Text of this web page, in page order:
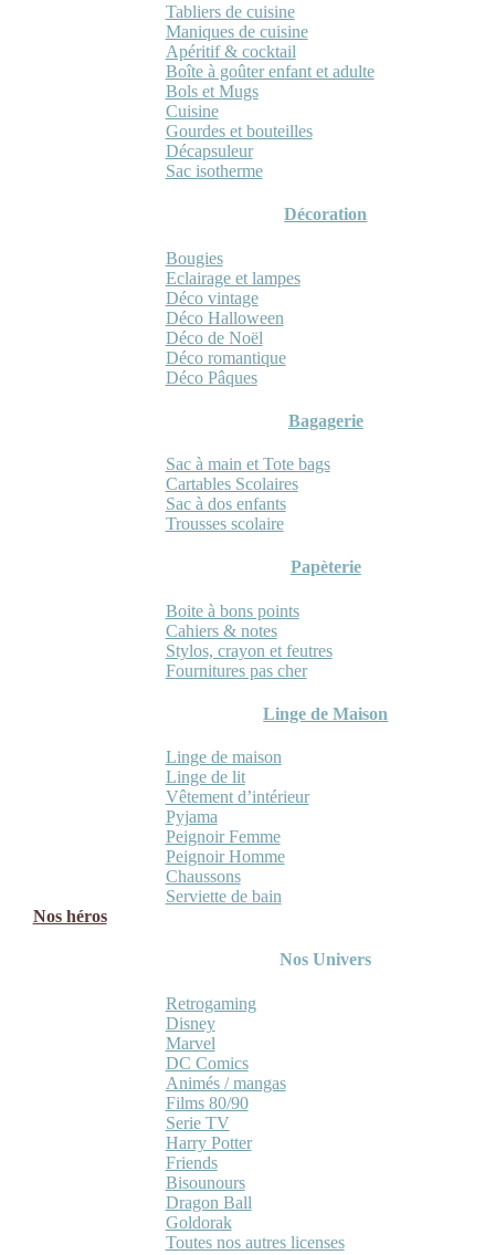
Tabliers de cuisine
Maniques de cuisine
Apéritif & cocktail
Boîte à goûter enfant et adulte
Bols et Mugs
Cuisine
Gourdes et bouteilles
Décapsuleur
Sac isotherme
Décoration
Bougies
Eclairage et lampes
Déco vintage
Déco Halloween
Déco de Noël
Déco romantique
Déco Pâques
Bagagerie
Sac à main et Tote bags
Cartables Scolaires
Sac à dos enfants
Trousses scolaire
Papèterie
Boite à bons points
Cahiers & notes
Stylos, crayon et feutres
Fournitures pas cher
Linge de Maison
Linge de maison
Linge de lit
Vêtement d’intérieur
Pyjama
Peignoir Femme
Peignoir Homme
Chaussons
Serviette de bain
Nos héros
Nos Univers
Retrogaming
Disney
Marvel
DC Comics
Animés / mangas
Films 80/90
Serie TV
Harry Potter
Friends
Bisounours
Dragon Ball
Goldorak
Toutes nos autres licenses